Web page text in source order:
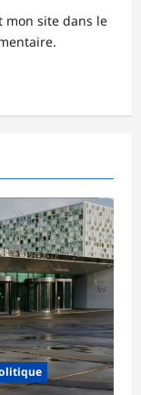
mon site dans le